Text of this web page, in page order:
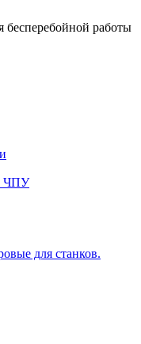
бесперебойной работы
ЧПУ
для станков.